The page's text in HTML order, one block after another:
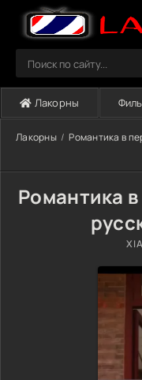
Лакорны
Лакорны Романтика в
Романтика